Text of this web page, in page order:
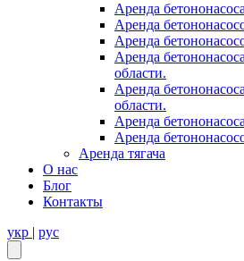
Аренда
Аренда
Аренда
Аренда
области.
Аренда
области.
Аренда
Аренда
Аренда тягача
О нас
Блог
Контакты
укр | рус